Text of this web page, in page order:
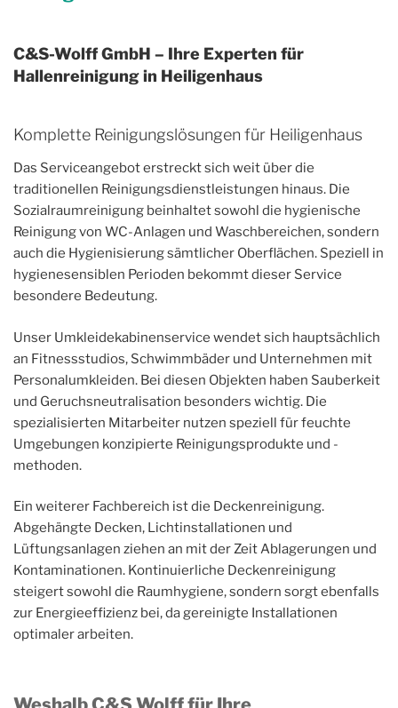
C&S-Wolff GmbH – Ihre Experten für
Hallenreinigung in Heiligenhaus
Komplette Reinigungslösungen für Heiligenhaus
Das Serviceangebot erstreckt sich weit über die
traditionellen Reinigungsdienstleistungen hinaus. Die
Sozialraumreinigung beinhaltet sowohl die hygienische
Reinigung von WC-Anlagen und Waschbereichen, sondern
auch die Hygienisierung sämtlicher Oberflächen. Speziell in
hygienesensiblen Perioden bekommt dieser Service
besondere Bedeutung.
Unser Umkleidekabinenservice wendet sich hauptsächlich
an Fitnessstudios, Schwimmbäder und Unternehmen mit
Personalumkleiden. Bei diesen Objekten haben Sauberkeit
und Geruchsneutralisation besonders wichtig. Die
spezialisierten Mitarbeiter nutzen speziell für feuchte
Umgebungen konzipierte Reinigungsprodukte und -
methoden.
Ein weiterer Fachbereich ist die Deckenreinigung.
Abgehängte Decken, Lichtinstallationen und
Lüftungsanlagen ziehen an mit der Zeit Ablagerungen und
Kontaminationen. Kontinuierliche Deckenreinigung
steigert sowohl die Raumhygiene, sondern sorgt ebenfalls
zur Energieeffizienz bei, da gereinigte Installationen
optimaler arbeiten.